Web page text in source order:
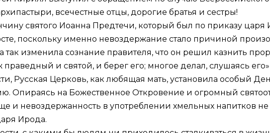
всечестные отцы, дорогие братья и сестры!
святого Иоанна Предтечи, который был по приказу
поскольку именно невоздержание стало причиной
изменила сознание правителя, что он решил казнить
праведный и святой, и берег его; многое делал, слушаясь
Русская Церковь, как любящая мать, установила особый
Опираясь на Божественное Откровение и огромный
и невоздержанность в употреблении хмельных напитков
Ирода.